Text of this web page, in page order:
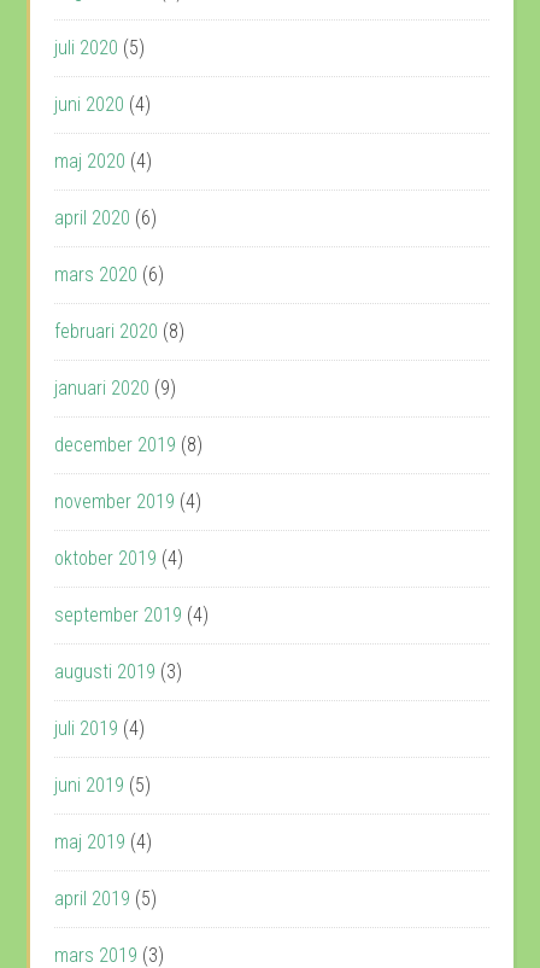
juli 2020 (5)
juni 2020 (4)
maj 2020 (4)
april 2020 (6)
mars 2020 (6)
februari 2020 (8)
januari 2020 (9)
december 2019 (8)
november 2019 (4)
oktober 2019 (4)
september 2019 (4)
augusti 2019 (3)
juli 2019 (4)
juni 2019 (5)
maj 2019 (4)
april 2019 (5)
mars 2019 (3)